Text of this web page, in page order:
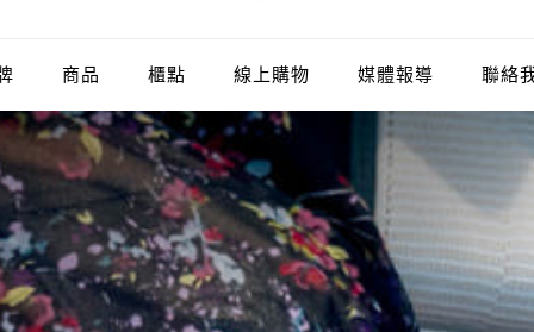
商品 櫃點 線上購物 媒體報導 聯絡